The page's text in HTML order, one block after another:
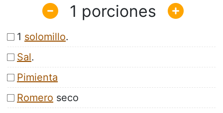
1
1 solomillo.
Sal.
Pimienta
Romero seco